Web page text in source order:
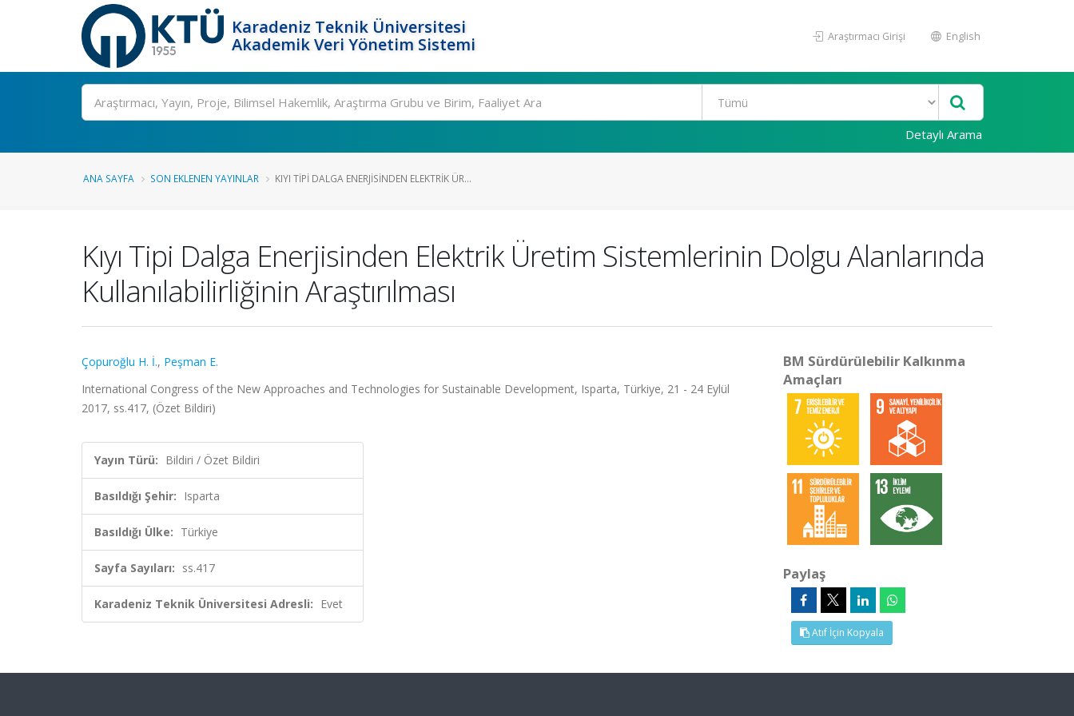
Karadeniz Teknik Üniversitesi
Akademik Veri Yönetim Sistemi
Araştırmacı Girişi English
Ara
Detaylı Arama
ANA SAYFA SON EKLENEN YAYINLAR KIYI TIPI DALGA ENERJISINDEN ELEKTRIK ÜR...
Kıyı Tipi Dalga Enerjisinden Elektrik Üretim Sistemlerinin Dolgu Alanlarında
Kullanılabilirliğinin Araştırılması
Çopuroğlu H. İ., Peşman E.
International Congress of the New Approaches and Technologies for Sustainable Development, Isparta, Türkiye, 21 - 24 Eylül
2017, ss.417, (Özet Bildiri)
Yayın Türü: Bildiri / Özet Bildiri
Basıldığı Şehir: Isparta
Basıldığı Ülke: Türkiye
Sayfa Sayıları: ss.417
Karadeniz Teknik Üniversitesi Adresli: Evet
BM Sürdürülebilir Kalkınma
Amaçları
Paylaş
Atıf İçin Kopyala